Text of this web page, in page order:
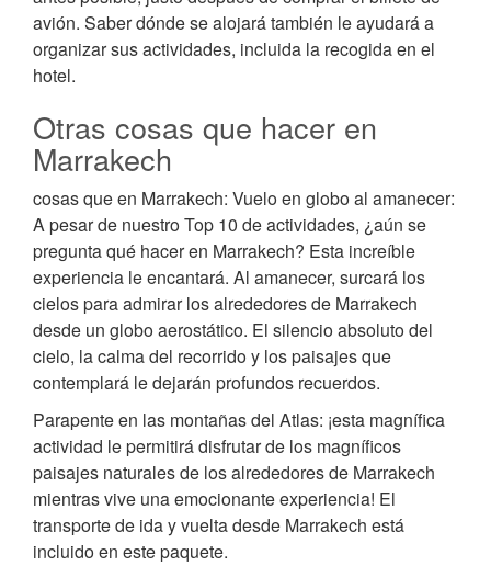
avión. Saber dónde se alojará también le ayudará a
organizar sus actividades, incluida la recogida en el
hotel.
Otras cosas que hacer en
Marrakech
cosas que en Marrakech: Vuelo en globo al amanecer:
A pesar de nuestro Top 10 de actividades, ¿aún se
pregunta qué hacer en Marrakech? Esta increíble
experiencia le encantará. Al amanecer, surcará los
cielos para admirar los alrededores de Marrakech
desde un globo aerostático. El silencio absoluto del
cielo, la calma del recorrido y los paisajes que
contemplará le dejarán profundos recuerdos.
Parapente en las montañas del Atlas: ¡esta magnífica
actividad le permitirá disfrutar de los magníficos
paisajes naturales de los alrededores de Marrakech
mientras vive una emocionante experiencia! El
transporte de ida y vuelta desde Marrakech está
incluido en este paquete.